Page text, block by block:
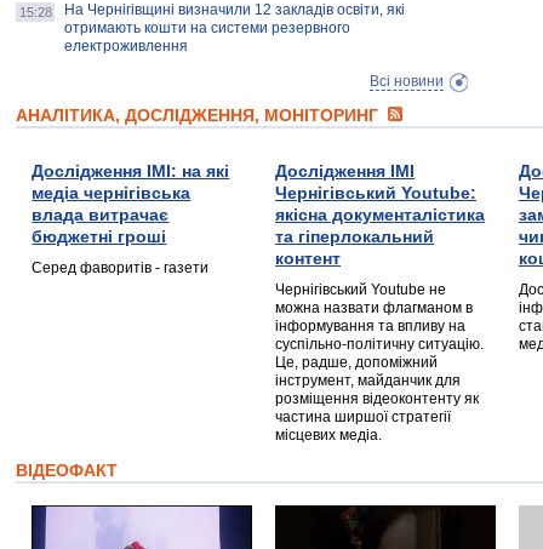
15:28
На Чернігівщині визначили 12 закладів освіти, які
отримають кошти на системи резервного
електроживлення
Всі новини
АНАЛІТИКА, ДОСЛІДЖЕННЯ, МОНІТОРИНГ
Дослідження ІМІ: на які
медіа чернігівська
влада витрачає
бюджетні гроші
Серед фаворитів - газети
Дослідження ІМІ
Чернігівський Youtube:
якісна документалістика
та гіперлокальний
контент
Чернігівський Youtube не
можна назвати флагманом в
інформування та впливу на
суспільно-політичну ситуацію.
Це, радше, допоміжний
інструмент, майданчик для
розміщення відеоконтенту як
частина ширшої стратегії
місцевих медіа.
ВІДЕОФАКТ